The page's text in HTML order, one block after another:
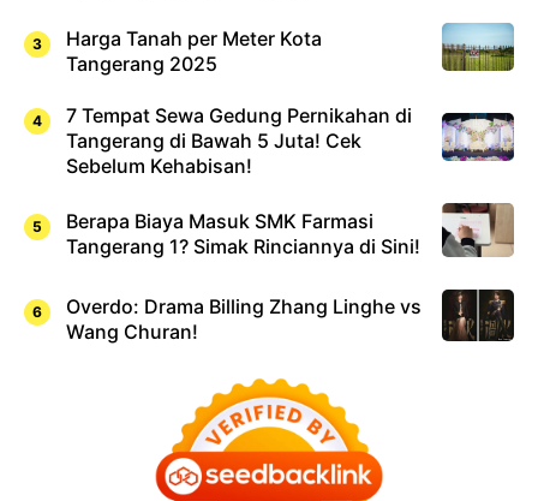
Harga Tanah per Meter Kota
Tangerang 2025
7 Tempat Sewa Gedung Pernikahan di
Tangerang di Bawah 5 Juta! Cek
Sebelum Kehabisan!
Berapa Biaya Masuk SMK Farmasi
Tangerang 1? Simak Rinciannya di Sini!
Overdo: Drama Billing Zhang Linghe vs
Wang Churan!